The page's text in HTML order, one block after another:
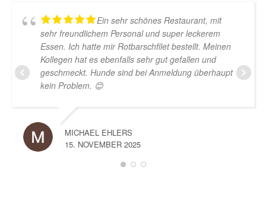
Ein sehr schönes Restaurant, mit
sehr freundlichem Personal und super leckerem
Essen. Ich hatte mir Rotbarschfilet bestellt. Meinen
Kollegen hat es ebenfalls sehr gut gefallen und
geschmeckt. Hunde sind bei Anmeldung überhaupt
kein Problem. 😊
MICHAEL EHLERS
15. NOVEMBER 2025